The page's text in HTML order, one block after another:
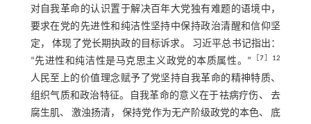
对自我革命的认识置于解决百年大党独有难题的语境中，
要求在党的先进性和纯洁性坚持中保持政治清醒和信仰坚
定， 体现了党长期执政的目标诉求。 习近平总书记指出：
“先进性和纯洁性是马克思主义政党的本质属性。”
［7 ］12
人民至上的价值理念赋予了党坚持自我革命的精神特质、
组织气质和政治特征。自我革命的意义在于祛病疗伤、 去
腐生肌、 激浊扬清， 保持党作为无产阶级政党的本色、 底